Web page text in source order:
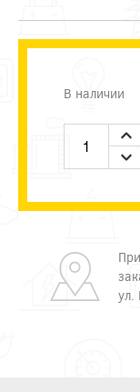
В наличии
ул.